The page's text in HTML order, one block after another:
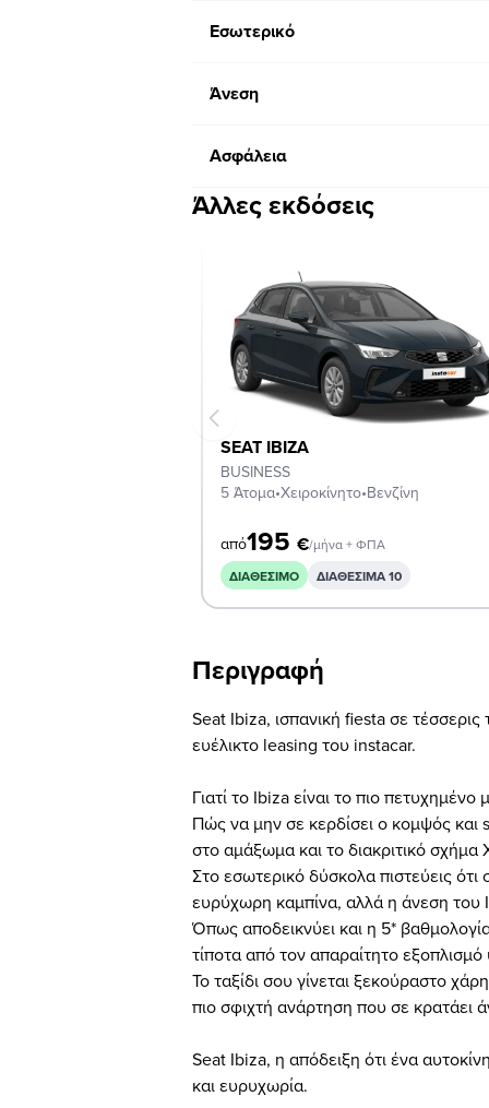
Εσωτερικό
Άνεση
Ασφάλεια
Άλλες εκδόσεις
SEAT IBIZA
BUSINESS
5 Άτομα•Χειροκίνητο•Βενζίνη
από195 €/μήνα + ΦΠΑ
ΔΙΑΘΈΣΙΜΟ
ΔΙΑΘΕΣΙΜΑ 10
Περιγραφή
Seat Ibiza, ισπανική fiesta σε
ευέλικτο leasing του instacar.
Γιατί το Ibiza είναι το πιο πετυχημένο
Πώς να μην σε κερδίσει ο κομψός
στο αμάξωμα και το διακριτικό
Στο εσωτερικό δύσκολα πιστεύεις ότι
ευρύχωρη καμπίνα, αλλά η άνεση του
Όπως αποδεικνύει και η 5*
τίποτα από τον απαραίτητο
Το ταξίδι σου γίνεται ξεκούραστο
πιο σφιχτή ανάρτηση που σε κρατάει
Seat Ibiza, η απόδειξη ότι ένα
και ευρυχωρία.